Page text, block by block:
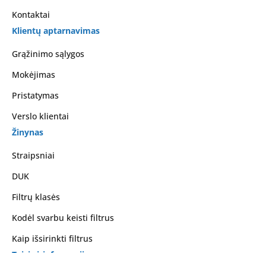
Kontaktai
Klientų aptarnavimas
Grąžinimo sąlygos
Mokėjimas
Pristatymas
Verslo klientai
Žinynas
Straipsniai
DUK
Filtrų klasės
Kodėl svarbu keisti filtrus
Kaip išsirinkti filtrus